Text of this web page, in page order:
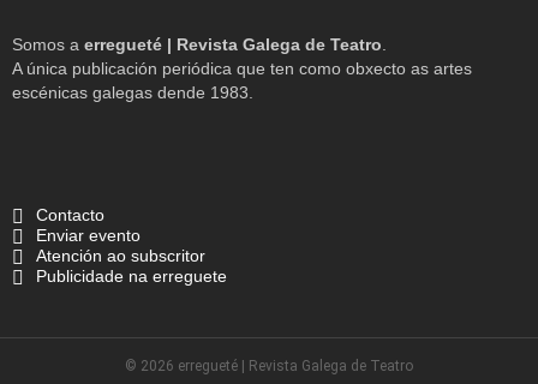
Somos a erregueté | Revista Galega de Teatro
A única publicación periódica que ten como obxecto as artes
escénicas galegas dende 1983.
Contacto
Enviar evento
Atención ao subscritor
Publicidade na erreguete
© 2026 erregueté | Revista Galega de Teatro